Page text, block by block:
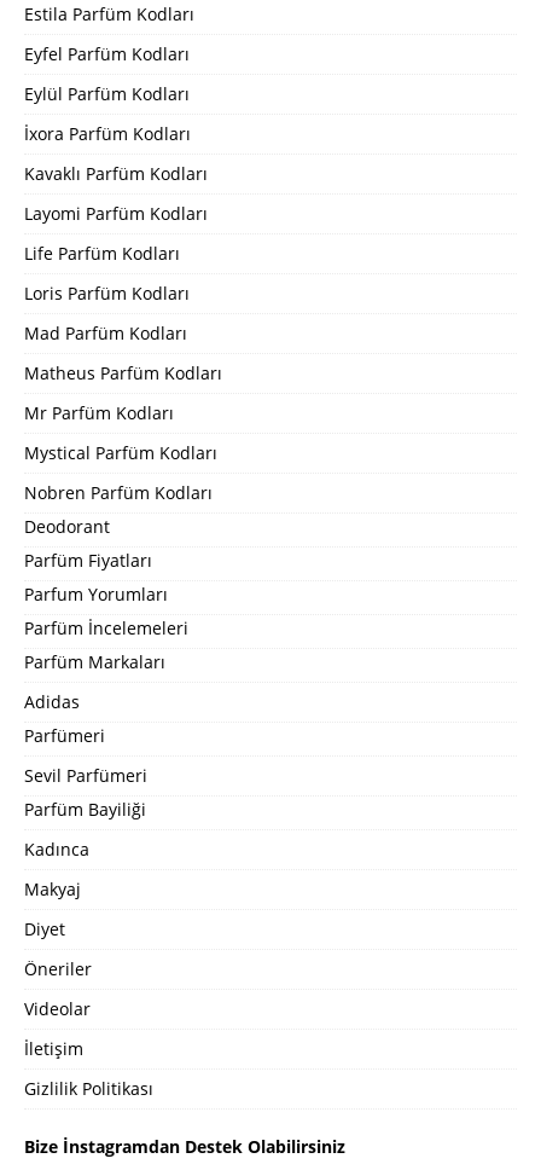
Estila Parfüm Kodları
Eyfel Parfüm Kodları
Eylül Parfüm Kodları
İxora Parfüm Kodları
Kavaklı Parfüm Kodları
Layomi Parfüm Kodları
Life Parfüm Kodları
Loris Parfüm Kodları
Mad Parfüm Kodları
Matheus Parfüm Kodları
Mr Parfüm Kodları
Mystical Parfüm Kodları
Nobren Parfüm Kodları
Deodorant
Parfüm Fiyatları
Parfum Yorumları
Parfüm İncelemeleri
Parfüm Markaları
Adidas
Parfümeri
Sevil Parfümeri
Parfüm Bayiliği
Kadınca
Makyaj
Diyet
Öneriler
Videolar
İletişim
Gizlilik Politikası
Bize İnstagramdan Destek Olabilirsiniz